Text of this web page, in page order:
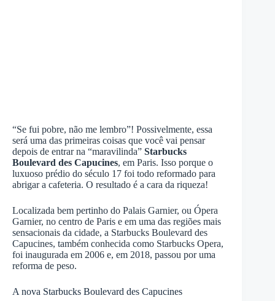
“Se fui pobre, não me lembro”! Possivelmente, essa
será uma das primeiras coisas que você vai pensar
depois de entrar na “maravilinda” Starbucks
Boulevard des Capucines, em Paris. Isso porque o
luxuoso prédio do século 17 foi todo reformado para
abrigar a cafeteria. O resultado é a cara da riqueza!
Localizada bem pertinho do Palais Garnier, ou Ópera
Garnier, no centro de Paris e em uma das regiões mais
sensacionais da cidade, a Starbucks Boulevard des
Capucines, também conhecida como Starbucks Opera,
foi inaugurada em 2006 e, em 2018, passou por uma
reforma de peso.
A nova Starbucks Boulevard des Capucines